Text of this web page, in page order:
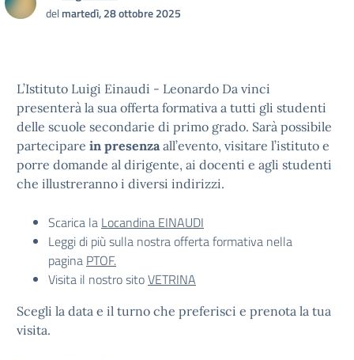
delmartedì, 28 ottobre 2025
L’Istituto Luigi Einaudi - Leonardo Da vinci
presenterà la sua offerta formativa a tutti gli studenti
delle scuole secondarie di primo grado. Sarà possibile
partecipare in presenzaall’evento, visitare l’istituto e
porre domande al dirigente, ai docenti e agli studenti
che illustreranno i diversi indirizzi.
Scarica la Locandina EINAUDI
Leggi di più sulla nostra offerta formativa nella
pagina PTOF.
Visita il nostro sitoVETRINA
Scegli la data e il turno che preferisci e prenota la tua
visita.